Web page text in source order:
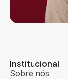
Institucional
Sobre nós